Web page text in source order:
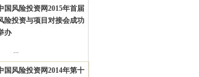
国风险投资网2015年首届
险投资与项目对接会成功
办
...
国风险投资网2014年第十